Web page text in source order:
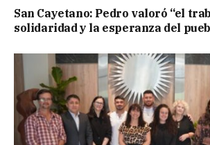
San Cayetano: Pedro valoró “el
solidaridad y la esperanza del